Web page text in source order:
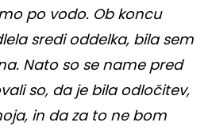
po vodo. Ob koncu
sredi oddelka, bila sem
Nato so se name pred
so, da je bila odločitev,
in da za to ne bom